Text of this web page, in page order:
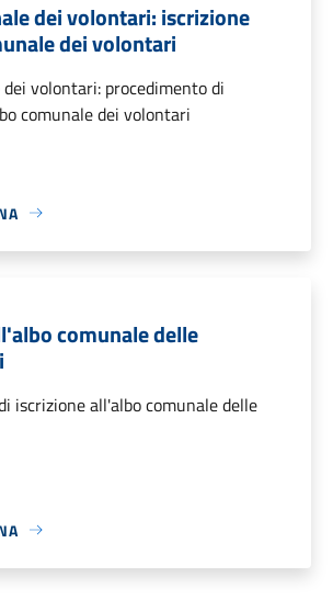
dei volontari: iscrizione
dei volontari
volontari: procedimento di
comunale dei volontari
comunale delle
iscrizione all'albo comunale delle